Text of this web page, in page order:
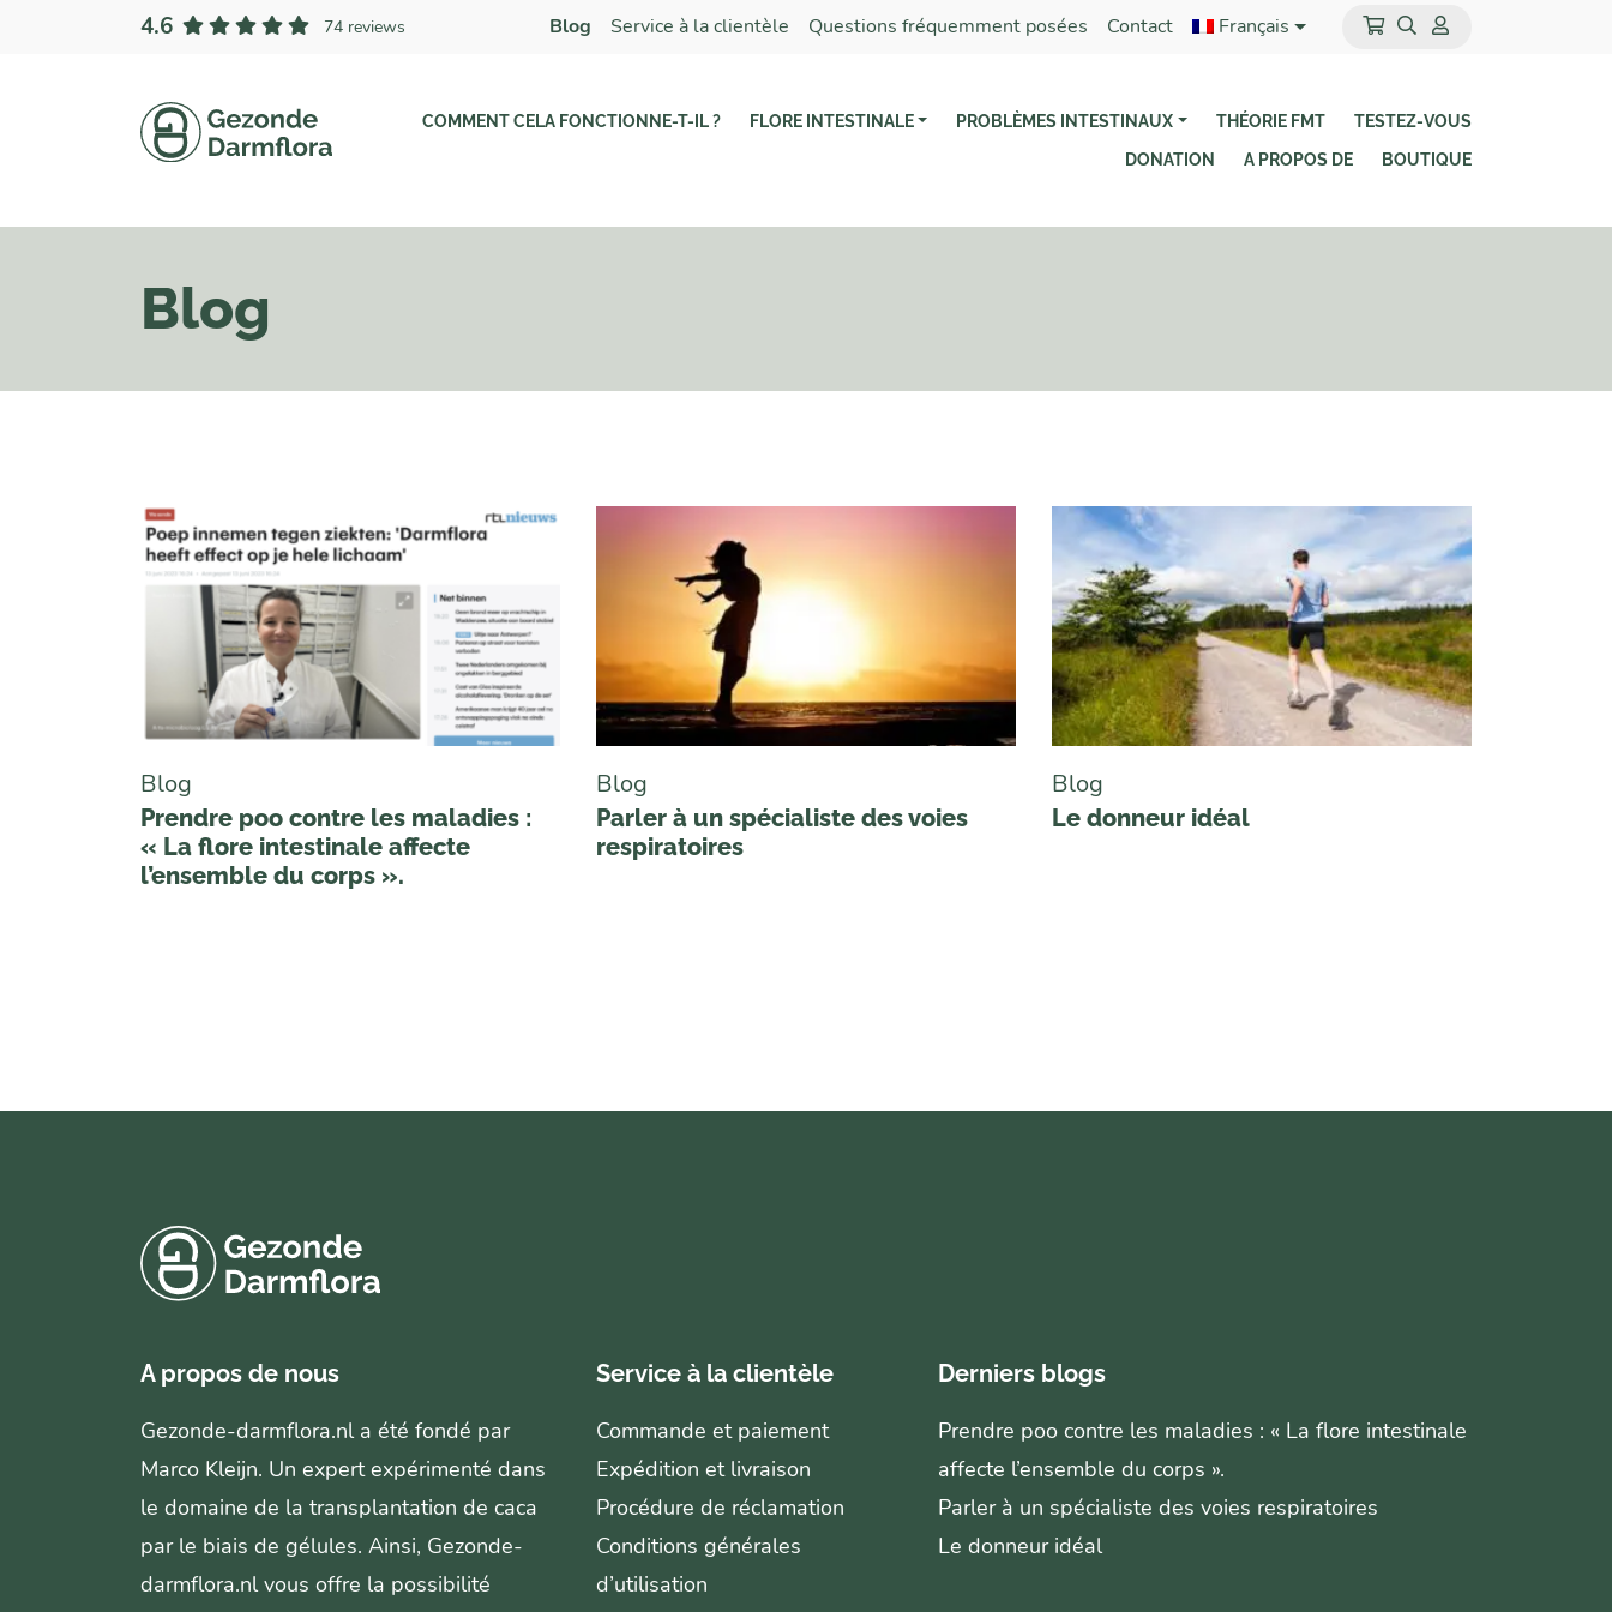
4.6 74 reviews Blog Service à la clientèle Questions fréquemment posées Contact Français
COMMENT CELA FONCTIONNE-T-IL ? FLORE INTESTINALE PROBLÈMES INTESTINAUX THÉORIE FMT
TESTEZ-VOUS
DONATION
A PROPOS DE BOUTIQUE
Blog
Blog
Prendre poo contre les maladies :
« La flore intestinale affecte
l’ensemble du corps ».
Blog
Parler à un spécialiste des voies
respiratoires
Blog
Le donneur idéal
A propos de nous
Gezonde-darmflora.nl a été fondé par
Marco Kleijn. Un expert expérimenté dans
le domaine de la transplantation de caca
par le biais de gélules. Ainsi, Gezonde-
darmflora.nl vous offre la possibilité
Service à la clientèle
Commande et paiement
Expédition et livraison
Procédure de réclamation
Conditions générales
d’utilisation
Derniers blogs
Prendre poo contre les maladies : « La flore intestinale
affecte l’ensemble du corps ».
Parler à un spécialiste des voies respiratoires
Le donneur idéal